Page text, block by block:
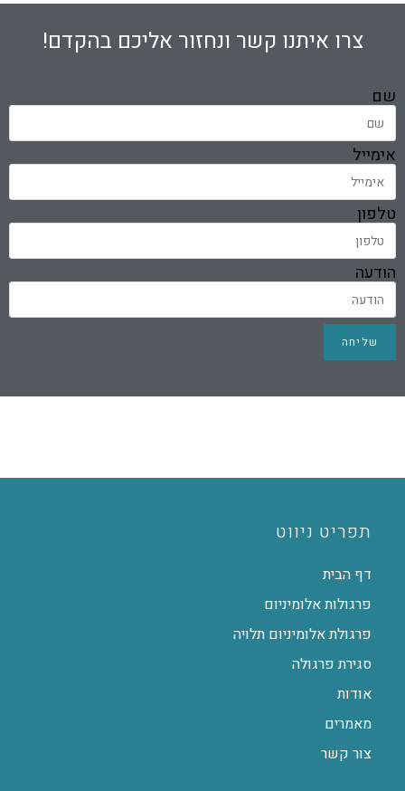
צרו איתנו קשר ונחזור אליכם בהקדם!
שם
אימייל
טלפון
הודעה
שליחה
תפריט ניווט
דף הבית
פרגולות אלומיניום
פרגולת אלומיניום תלויה
סגירת פרגולה
אודות
מאמרים
צור קשר